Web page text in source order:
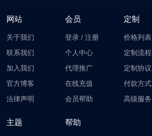
网站
关于我们
联系我们
加入我们
官方博客
法律声明
会员
登录 /注册
个人中心
代理推广
在线充值
会员帮助
定制
价格列表
定制流程
定制协议
付款方式
高级服务
主题 帮助